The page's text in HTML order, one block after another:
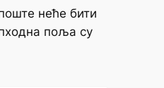
неће бити
поља су